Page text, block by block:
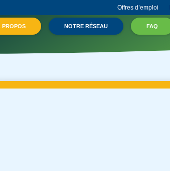
Offres d’emploi
PROPOS NOTRE RÉSEAU FAQ